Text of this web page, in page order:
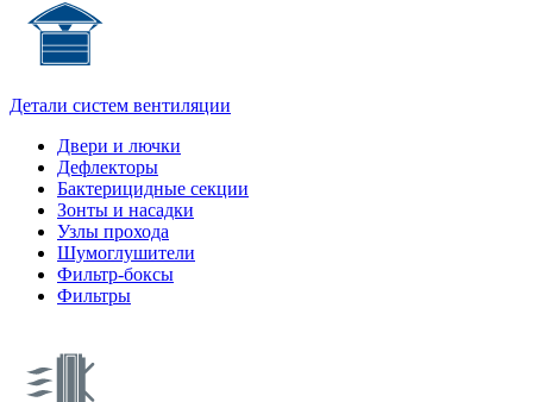
Детали систем вентиляции
Двери и лючки
Дефлекторы
Бактерицидные секции
Зонты и насадки
Узлы прохода
Шумоглушители
Фильтр-боксы
Фильтры